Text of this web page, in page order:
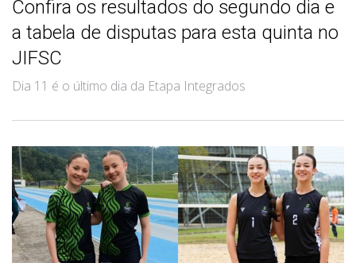
Confira os resultados do segundo dia e
a tabela de disputas para esta quinta no
JIFSC
Dia 11 é o último dia da Etapa Integrados